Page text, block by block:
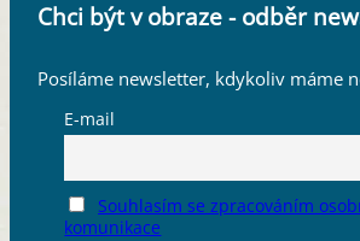
Chci být v obraze - odběr
Posíláme newsletter, kdykoliv máme
E-mail
Souhlasím se zpracováním
komunikace